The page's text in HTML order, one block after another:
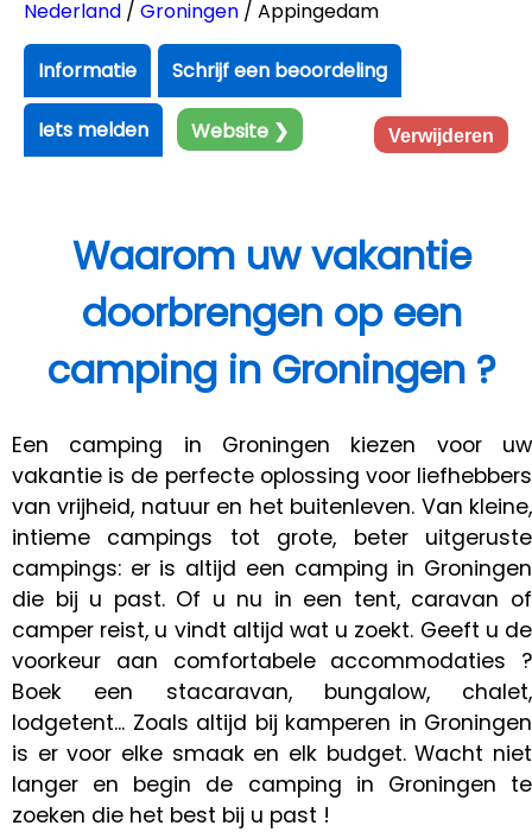
Nederland / Groningen / Appingedam
Informatie Schrijf een beoordeling
Iets melden Website ❯ Verwijderen
Waarom uw vakantie
doorbrengen op een
camping in Groningen ?
Een camping in Groningen kiezen voor uw
vakantie is de perfecte oplossing voor liefhebbers
van vrijheid, natuur en het buitenleven. Van kleine,
intieme campings tot grote, beter uitgeruste
campings: er is altijd een camping in Groningen
die bij u past. Of u nu in een tent, caravan of
camper reist, u vindt altijd wat u zoekt. Geeft u de
voorkeur aan comfortabele accommodaties ?
Boek een stacaravan, bungalow, chalet,
lodgetent... Zoals altijd bij kamperen in Groningen
is er voor elke smaak en elk budget. Wacht niet
langer en begin de camping in Groningen te
zoeken die het best bij u past !